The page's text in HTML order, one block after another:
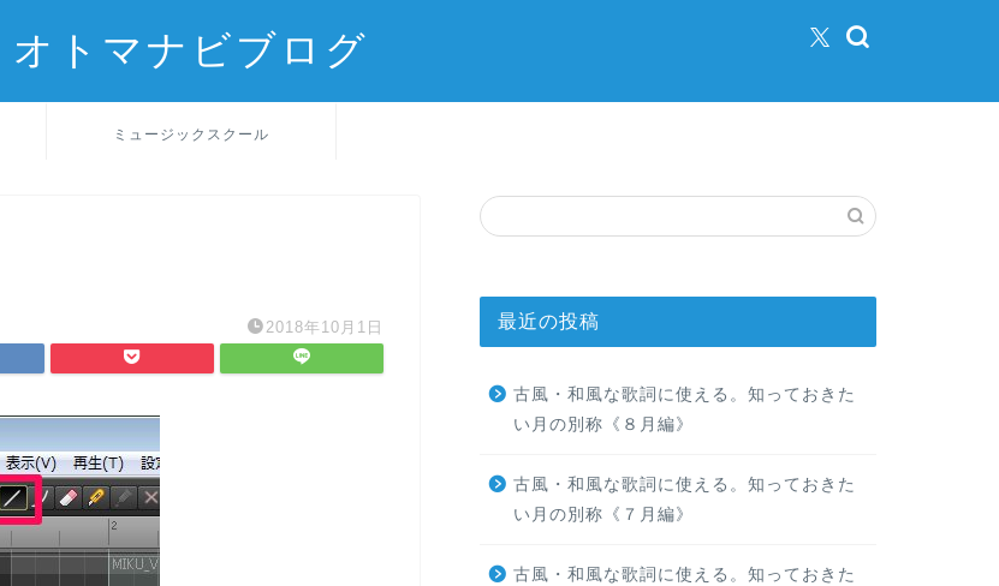
オトマナビブログ
ミュージックスクール
2018年10月1日 最近の投稿
古風・和風な歌詞に使える。知っておきた
い月の別称《８月編》
古風・和風な歌詞に使える。知っておきた
い月の別称《７月編》
古風・和風な歌詞に使える。知っておきた